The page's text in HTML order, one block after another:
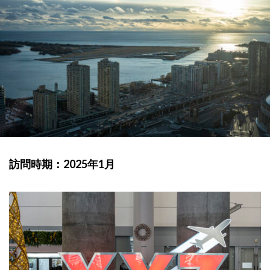
訪問時期：2025年1月